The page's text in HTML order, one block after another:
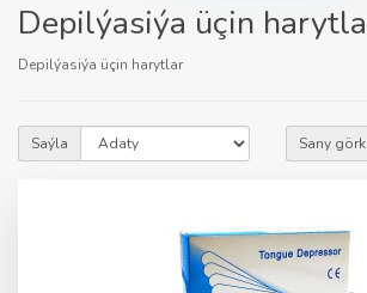
Depilýasiýa üçin
Depilýasiýa üçin harytlar
Saýla Sany